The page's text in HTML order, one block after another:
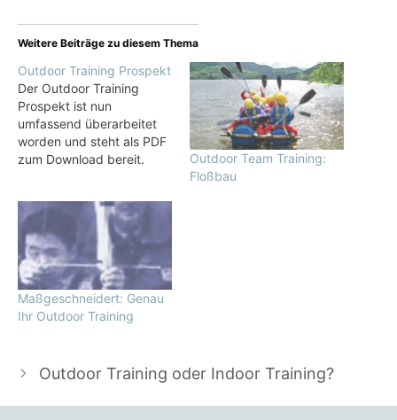
Weitere Beiträge zu diesem Thema
Outdoor Training Prospekt
Der Outdoor Training
Prospekt ist nun
umfassend überarbeitet
worden und steht als PDF
zum Download bereit.
der Outdoor Trainings,
zudem Indoor-Outdoor-
Kombinationen,
unternehmensspezifische
Zuschnitte von Outdoor
Trainings und
Sonderformen.
Outdoor Team Training:
Floßbau
Maßgeschneidert: Genau
Ihr Outdoor Training
Outdoor Training oder Indoor Training?